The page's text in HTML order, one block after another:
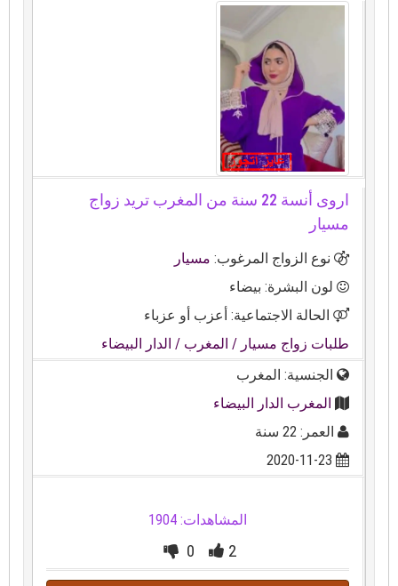
اروى أنسة 22 سنة من المغرب تريد زواج
مسيار
نوع الزواج المرغوب:مسيار
لون البشرة: بيضاء
الحالة الاجتماعية: أعزب أو عزباء
طلبات زواج مسيار / المغرب/ الدار البيضاء
الجنسية: المغرب
المغرب الدار البيضاء
العمر: 22 سنة
2020-11-23
المشاهدات: 1904
2
0